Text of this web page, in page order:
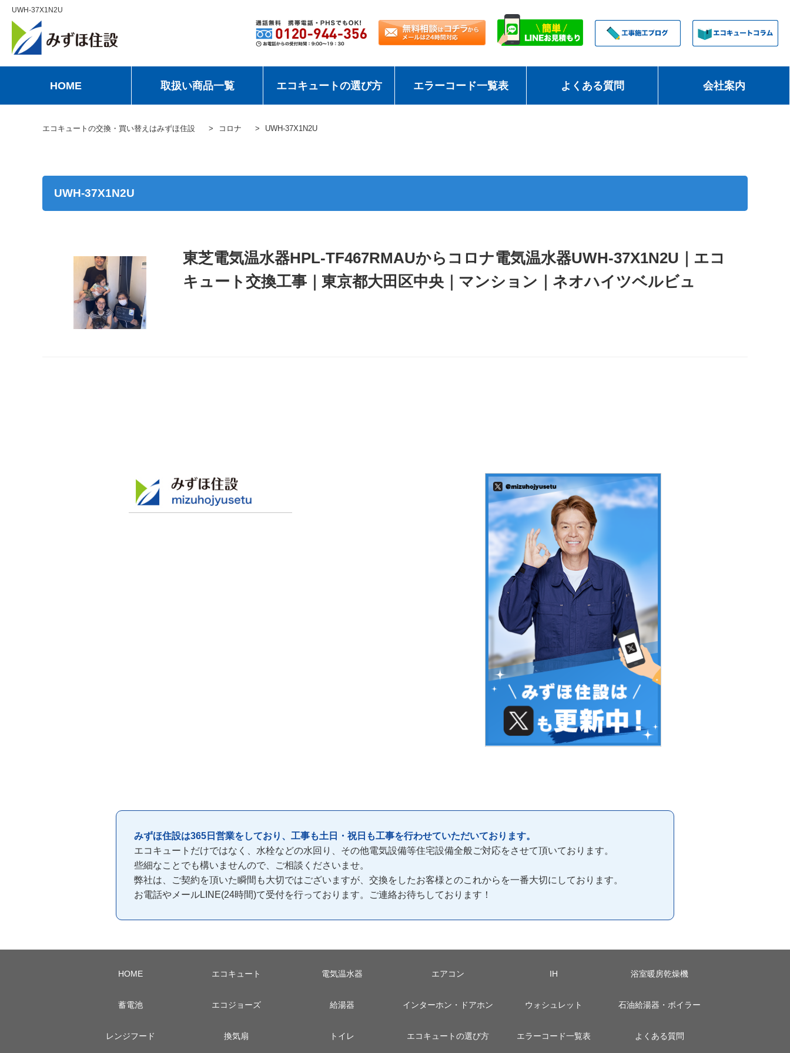
UWH-37X1N2U
HOME 取扱い商品一覧 エコキュートの選び方 エラーコード一覧表 よくある質問 会社案内
エコキュートの交換・買い替えはみずほ住設 コロナ UWH-37X1N2U
UWH-37X1N2U
東芝電気温水器HPL-TF467RMAUからコロナ電気温水器UWH-37X1N2U｜エコ
キュート交換工事｜東京都大田区中央｜マンション｜ネオハイツベルビュ
みずほ住設は365日営業をしており、工事も土日・祝日も工事を行わせていただいております。
エコキュートだけではなく、水栓などの水回り、その他電気設備等住宅設備全般ご対応をさせて頂いております。
些細なことでも構いませんので、ご相談くださいませ。
弊社は、ご契約を頂いた瞬間も大切ではございますが、交換をしたお客様とのこれからを一番大切にしております。
お電話やメールLINE(24時間)て受付を行っております。ご連絡お待ちしております！
HOME エコキュート 電気温水器 エアコン IH 浴室暖房乾燥機
蓄電池 エコジョーズ 給湯器 インターホン・ドアホン ウォシュレット 石油給湯器・ボイラー
レンジフード 換気扇 トイレ エコキュートの選び方 エラーコード一覧表 よくある質問